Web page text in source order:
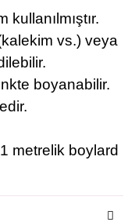
vs.) veya
boyanabilir.
metrelik boylard